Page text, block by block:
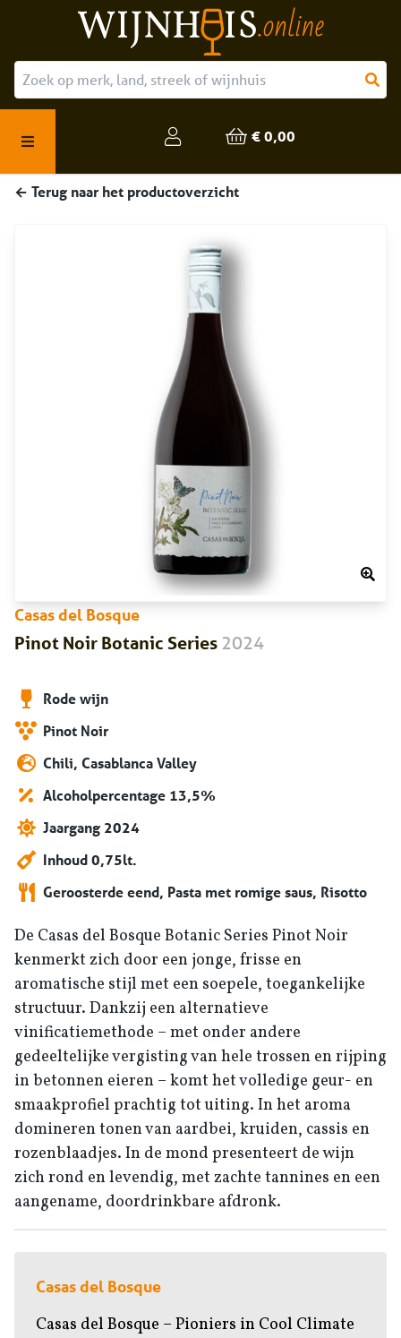
€ 0,00
Onze producten
Veelgestelde vragen
← Terug naar het productoverzicht
Casas del Bosque
Pinot Noir Botanic Series 2024
Rode wijn
Pinot Noir
Chili, Casablanca Valley
Alcoholpercentage 13,5%
Jaargang 2024
Inhoud 0,75lt.
Geroosterde eend, Pasta met romige saus, Risotto
De Casas del Bosque Botanic Series Pinot Noir
kenmerkt zich door een jonge, frisse en
aromatische stijl met een soepele, toegankelijke
structuur. Dankzij een alternatieve
vinificatiemethode – met onder andere
gedeeltelijke vergisting van hele trossen en rijping
in betonnen eieren – komt het volledige geur- en
smaakprofiel prachtig tot uiting. In het aroma
domineren tonen van aardbei, kruiden, cassis en
rozenblaadjes. In de mond presenteert de wijn
zich rond en levendig, met zachte tannines en een
aangename, doordrinkbare afdronk.
Casas del Bosque
Casas del Bosque – Pioniers in Cool Climate